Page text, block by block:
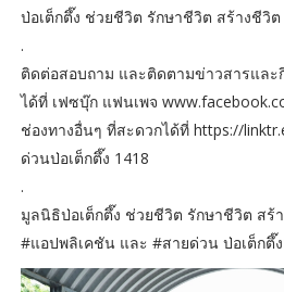
ป่อเต็กตึ๊ง ช่วยชีวิต รักษาชีวิต สร้างชีวิต
.
ติดต่อสอบถาม และติดตามข่าวสารและ
ได้ที่ เฟซบุ๊ก แฟนเพจ
ช่องทางอื่นๆ ที่สะดวกได้ที่ https://
ด่วนป่อเต็กตึ๊ง 1418
.
มูลนิธิป่อเต็กตึ๊ง ช่วยชีวิต รักษาชีวิต สร้
#แอปพลิเคชัน และ #สายด่วน ป่อเต็กตึ๊